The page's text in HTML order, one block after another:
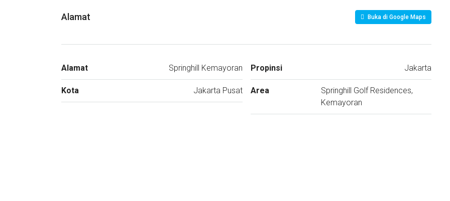
Alamat Buka di Google Maps
Alamat Springhill Kemayoran
Kota Jakarta Pusat
Propinsi Jakarta
Area
Springhill Golf Residences,
Kemayoran